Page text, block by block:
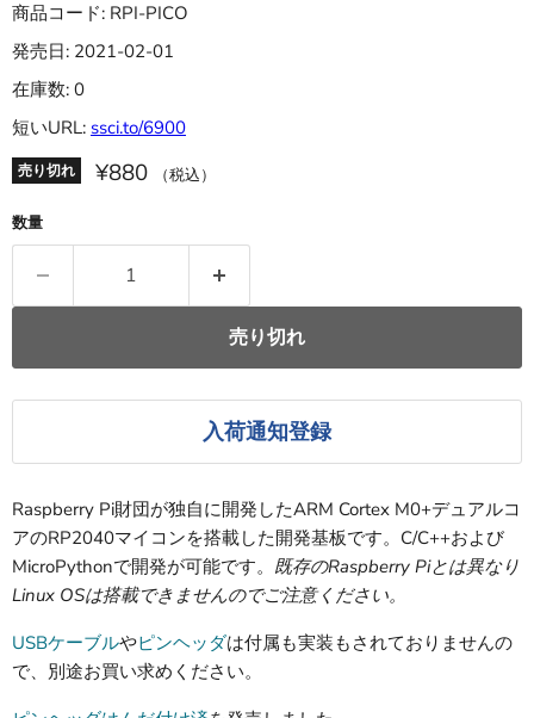
商品コード: RPI-PICO
発売日: 2021-02-01
在庫数: 0
短いURL: ssci.to/6900
売り切れ ¥880 （税込）
数量
売り切れ
入荷通知登録
Raspberry Pi財団が独自に開発したARM Cortex M0+デュアルコ
アのRP2040マイコンを搭載した開発基板です。C/C++および
MicroPythonで開発が可能です。 既存のRaspberry Piとは異なり
Linux OSは搭載できませんのでご注意ください。
USBケーブルやピンヘッダは付属も実装もされておりませんの
で、別途お買い求めください。